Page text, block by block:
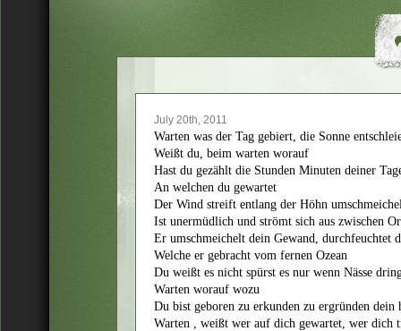
July 20th, 2011
Warten was der Tag gebiert, die Sonne
Weißt du, beim warten worauf
Hast du gezählt die Stunden Minuten deiner
An welchen du gewartet
Der Wind streift entlang der Höhn
Ist unermüdlich und strömt sich aus zwischen
Er umschmeichelt dein Gewand, durchfeuchtet
Welche er gebracht vom fernen Ozean
Du weißt es nicht spürst es nur wenn Nässe
Warten worauf wozu
Du bist geboren zu erkunden zu ergründen dein
Warten , weißt wer auf dich gewartet, wer dich